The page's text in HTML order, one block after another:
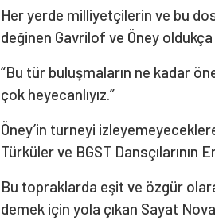
Her yerde milliyetçilerin ve bu
değinen Gavrilof ve Öney oldukça
“Bu tür buluşmaların ne kadar
çok heyecanlıyız.”
Öney’in turneyi
Türküler ve BGST
Bu topraklarda eşit ve özgür
demek için yola çıkan Sayat